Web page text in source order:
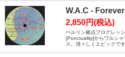
W.A.C -
2,850円(税込)
ベルリン拠点プログレッ
[Punctuality]からワルシ
ス。清々しくエピックです